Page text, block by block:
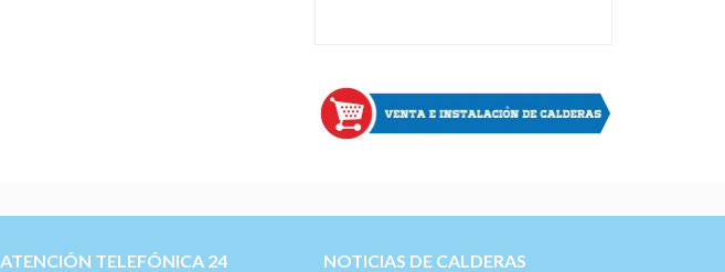
ATENCIÓN TELEFÓNICA 24
NOTICIAS DE CALDERAS